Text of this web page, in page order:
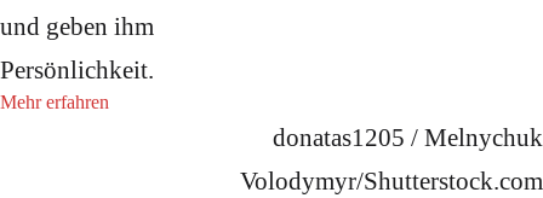
und geben ihm
Persönlichkeit.
Mehr erfahren
donatas1205 / Melnychuk
Volodymyr/Shutterstock.com